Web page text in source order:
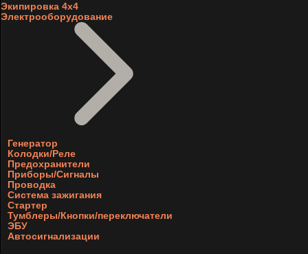
Экипировка 4х4
Электрооборудование
Генератор
Колодки/Реле
Предохранители
Приборы/Сигналы
Проводка
Система зажигания
Стартер
Тумблеры/Кнопки/переключатели
ЭБУ
Автосигнализации